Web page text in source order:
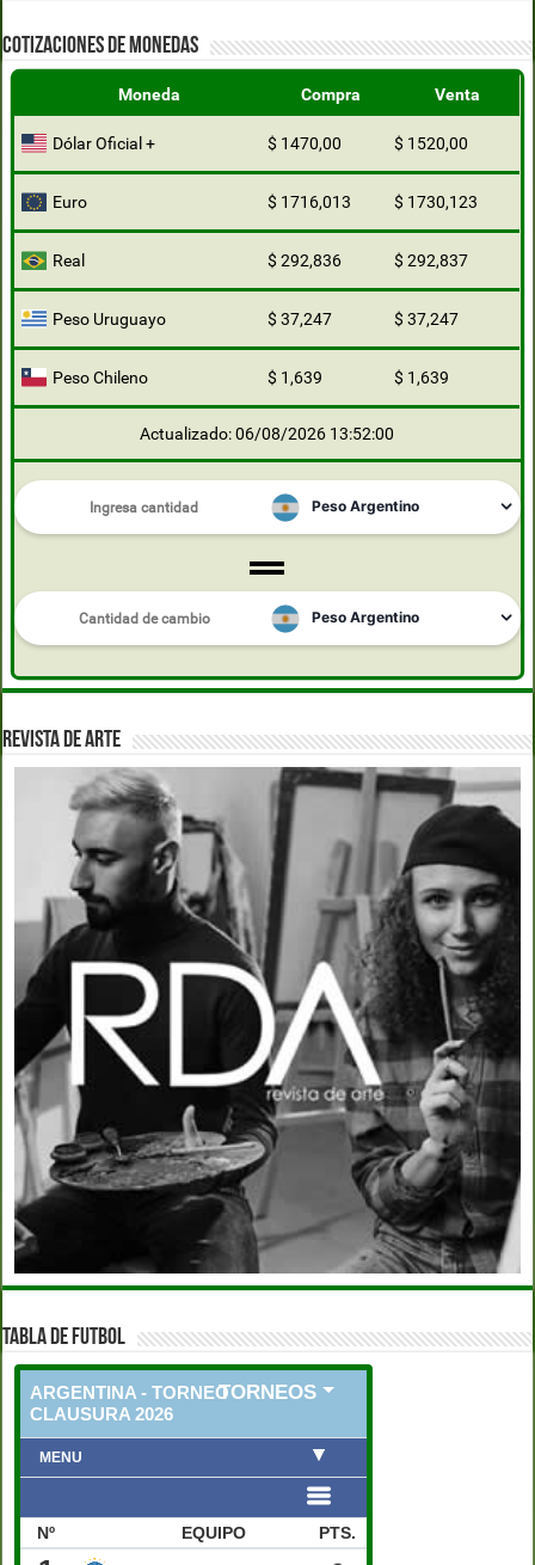
COTIZACIONES DE MONEDAS
Moneda Compra Venta
Dólar Oficial + $ 1470,00 $ 1520,00
Euro $ 1716,013 $ 1730,123
Real $ 292,836 $ 292,837
Peso Uruguayo $ 37,247 $ 37,247
Peso Chileno $ 1,639 $ 1,639
Actualizado: 06/08/2026 13:52:00
REVISTA DE ARTE
TABLA DE FUTBOL